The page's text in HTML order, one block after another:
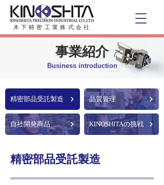
木下精密工業株式会社
事業紹介
Business introduction
精密部品受託製造 品質管理
自社開発商品 KINOSHITAの挑戦
精密部品受託製造